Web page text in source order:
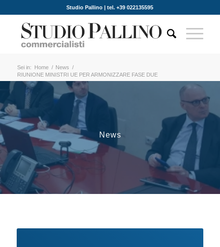
Studio Pallino | tel. +39 022135595
Sei in: Home / News /
RIUNIONE MINISTRI UE PER ARMONIZZARE FASE DUE
News